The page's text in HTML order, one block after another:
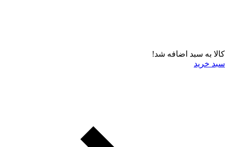
کالا به سبد اضافه شد!
سبد خرید